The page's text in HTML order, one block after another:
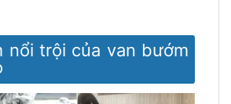
nổi trội của van bướm